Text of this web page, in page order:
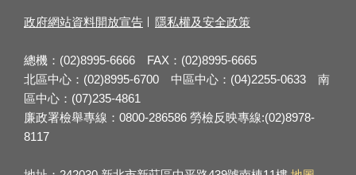
政府網站資料開放宣告 隱私權及安全政策
總機：(02)8995-6666 FAX：(02)8995-6665
北區中心：(02)8995-6700 中區中心：(04)2255-0633 南
區中心：(07)235-4861
廉政署檢舉專線：0800-286586 勞檢反映專線:(02)8978-
8117